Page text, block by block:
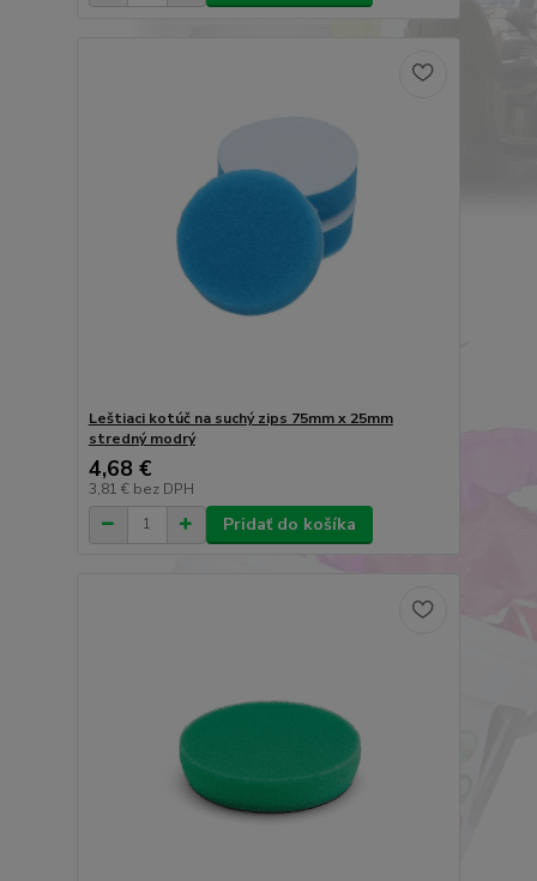
Leštiaci kotúč na suchý zips 75mm x 25mm
stredný modrý
4,68 €
3,81 € bez DPH
Pridať do košíka